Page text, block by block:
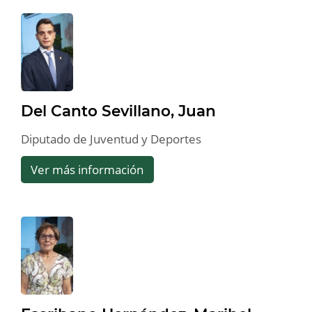
Del Canto Sevillano, Juan
Diputado de Juventud y Deportes
Ver más información